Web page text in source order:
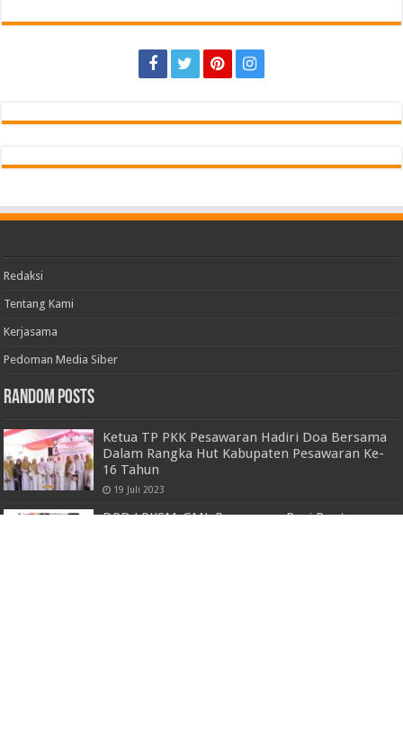
Redaksi
Tentang Kami
Kerjasama
Pedoman Media Siber
Random Posts
Ketua TP PKK Pesawaran Hadiri Doa Bersama
Dalam Rangka Hut Kabupaten Pesawaran Ke-
16 Tahun
19 Juli 2023
DPD LPKSM-GML Pesawaran Beri Bantuan